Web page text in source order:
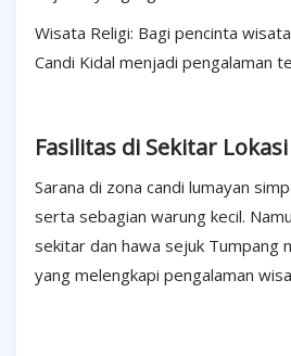
Wisata Religi: Bagi pencinta
Candi Kidal menjadi pengalaman
Fasilitas di Sekitar Lokasi
Sarana di zona candi lumayan
serta sebagian warung kecil.
sekitar dan hawa sejuk Tumpang
yang melengkapi pengalaman